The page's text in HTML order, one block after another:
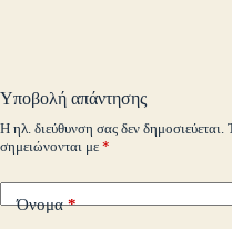
pp
Υποβολή απάντησης
Η ηλ. διεύθυνση σας δεν δημοσιεύεται.
σημειώνονται με *
Όνομα*